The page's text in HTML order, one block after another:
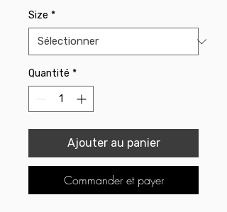
Size *
Quantité *
Ajouter au panier
Commander et payer